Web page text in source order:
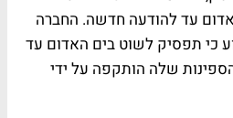
עד להודעה חדשה. החברה
כי תפסיק לשוט בים האדום עד
הספינות שלה הותקפה על ידי